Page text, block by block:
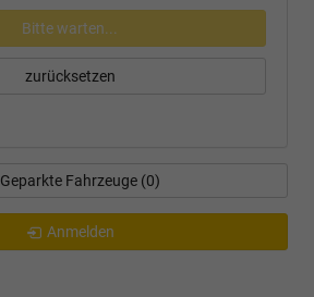
Bitte warten...
zurücksetzen
Geparkte Fahrzeuge (0)
Anmelden